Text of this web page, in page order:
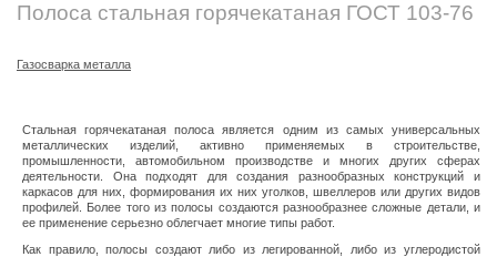
Полоса стальная горячекатаная ГОСТ 103-76
Газосварка металла
Стальная горячекатаная полоса является одним из самых универсальных
металлических изделий, активно применяемых в строительстве,
промышленности, автомобильном производстве и многих других сферах
деятельности. Она подходят для создания разнообразных конструкций и
каркасов для них, формирования их них уголков, швеллеров или других видов
профилей. Более того из полосы создаются разнообразнее сложные детали, и
ее применение серьезно облегчает многие типы работ.
Как правило, полосы создают либо из легированной, либо из углеродистой